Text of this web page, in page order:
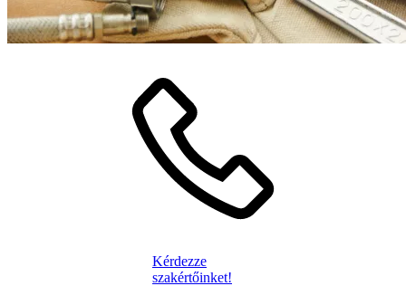
Kérdezze
szakértőinket!